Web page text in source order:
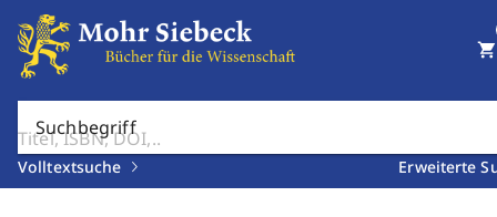
Suchbegriff
Volltextsuche Erweiterte
shopping_cart